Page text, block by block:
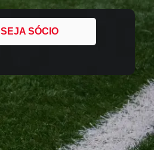
SEJA SÓCIO